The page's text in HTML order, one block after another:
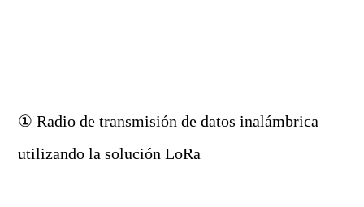
① Radio de transmisión de datos inalámbrica
utilizando la soluciónLoRa